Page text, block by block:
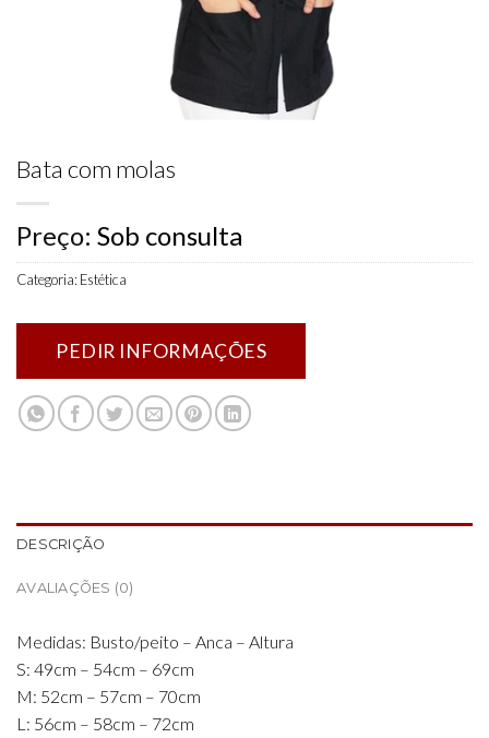
Bata com molas
Preço: Sob consulta
Categoria: Estética
DESCRIÇÃO
AVALIAÇÕES (0)
Medidas: Busto/peito – Anca – Altura
S: 49cm – 54cm – 69cm
M: 52cm – 57cm – 70cm
L: 56cm – 58cm – 72cm